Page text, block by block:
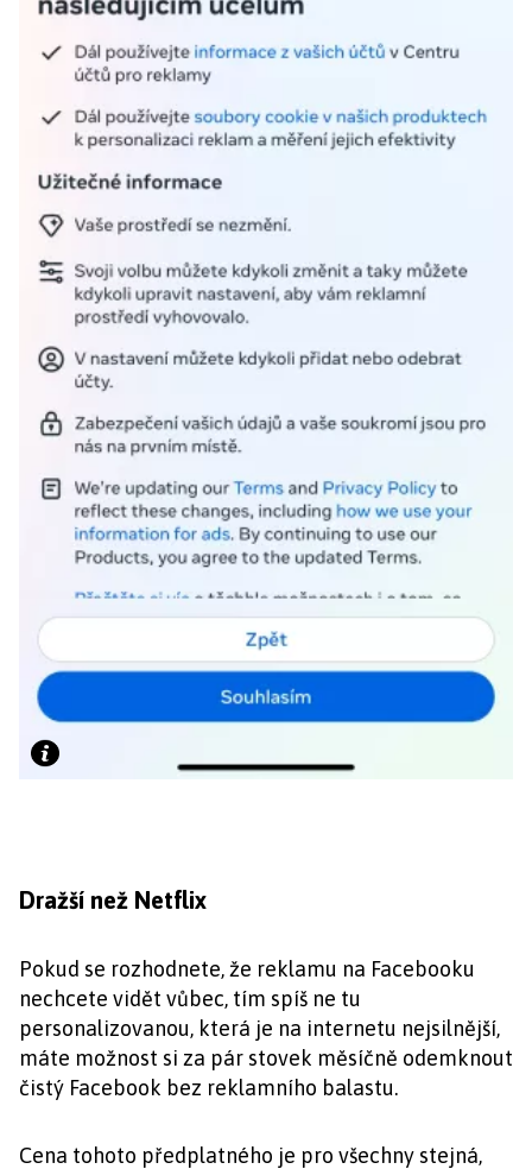
Dražší než Netflix
Pokud se rozhodnete, že reklamu na Facebooku
nechcete vidět vůbec, tím spíš ne tu
personalizovanou, která je na internetu nejsilnější,
máte možnost si za pár stovek měsíčně odemknout
čistý Facebook bez reklamního balastu.
Cena tohoto předplatného je pro všechny stejná,